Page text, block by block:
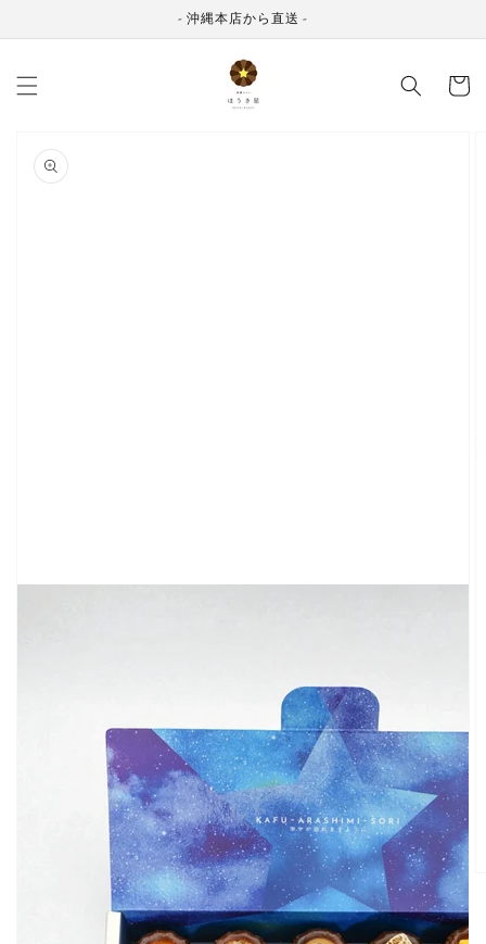
進む
- 沖縄本店から直送 -
ー
報にス
キップ
リ
ー
ビ
ュ
ー
で
掲
載
さ
れ
て